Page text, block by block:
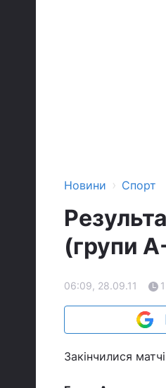
Новини › Спорт
(групи
06:09, 28.09.11
Закінчилися